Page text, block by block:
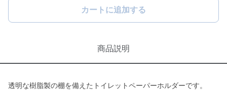
カートに追加する
商品説明
透明な樹脂製の棚を備えたトイレットペーパーホルダーです。